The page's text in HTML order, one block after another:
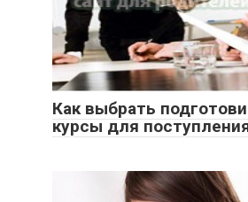
Как выбрать
курсы для